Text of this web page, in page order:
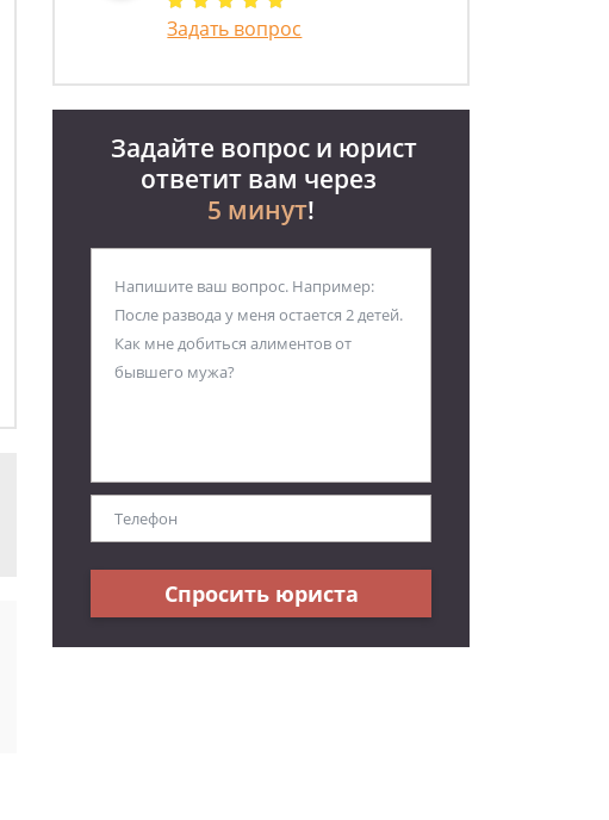
Задать вопрос
Задайте вопрос и юрист
ответит вам через
5 минут!
Спросить юриста